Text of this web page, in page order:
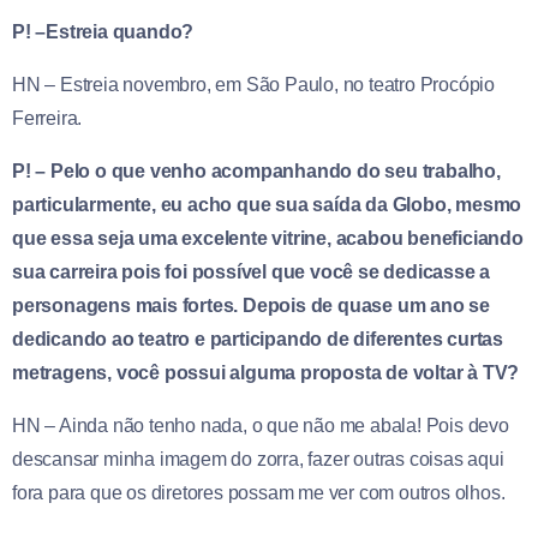
P! –Estreia quando?
HN – Estreia novembro, em São Paulo, no teatro Procópio
Ferreira.
P! – Pelo o que venho acompanhando do seu trabalho,
particularmente, eu acho que sua saída da Globo, mesmo
que essa seja uma excelente vitrine, acabou beneficiando
sua carreira pois foi possível que você se dedicasse a
personagens mais fortes. Depois de quase um ano se
dedicando ao teatro e participando de diferentes curtas
metragens, você possui alguma proposta de voltar à TV?
HN – Ainda não tenho nada, o que não me abala! Pois devo
descansar minha imagem do zorra, fazer outras coisas aqui
fora para que os diretores possam me ver com outros olhos.